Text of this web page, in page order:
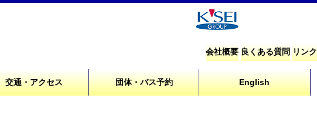
会社概要 良くある質問 リンク
交通・アクセス 団体・バス予約 English